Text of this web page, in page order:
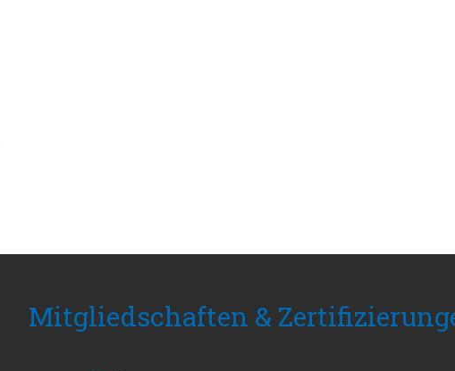
Mitgliedschaften &